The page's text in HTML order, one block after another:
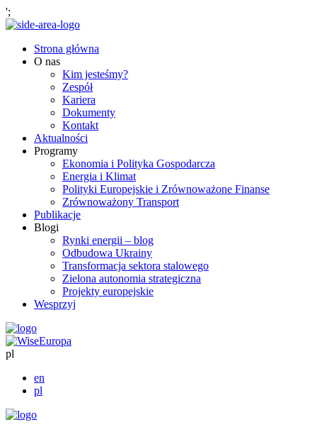
';
Strona główna
O nas
Kim jesteśmy?
Zespół
Kariera
Dokumenty
Kontakt
Aktualności
Programy
Ekonomia i Polityka Gospodarcza
Energia i Klimat
Polityki Europejskie i Zrównoważone Finanse
Zrównoważony Transport
Publikacje
Blogi
Rynki energii – blog
Odbudowa Ukrainy
Transformacja sektora stalowego
Zielona autonomia strategiczna
Projekty europejskie
Wesprzyj
pl
en
pl